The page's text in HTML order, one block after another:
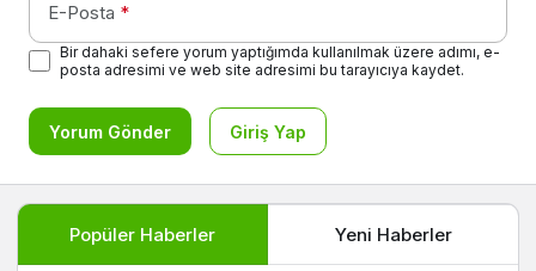
E-Posta *
Bir dahaki sefere yorum yaptığımda kullanılmak üzere adımı, e-
posta adresimi ve web site adresimi bu tarayıcıya kaydet.
Yorum Gönder Giriş Yap
Popüler Haberler Yeni Haberler